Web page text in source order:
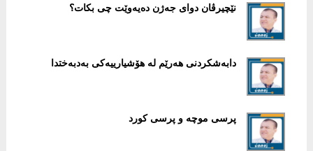
نێچیرڤان دوای جەژن دەیەوێت چی بکات؟
دابەشکردنی ھەرێم لە ھۆشیارییەکی بەدبەختدا
پرسی موچە و پرسی کورد